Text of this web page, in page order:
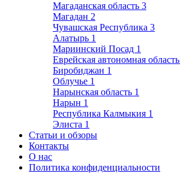
Магаданская область 3
Магадан 2
Чувашская Республика 3
Алатырь 1
Мариинский Посад 1
Еврейская автономная область
Биробиджан 1
Облучье 1
Нарынская область 1
Нарын 1
Республика Калмыкия 1
Элиста 1
Статьи и обзоры
Контакты
О нас
Политика конфиденциальности